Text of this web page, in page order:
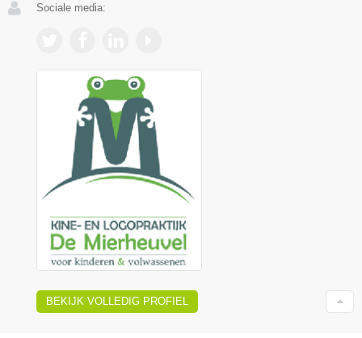
Sociale media:
BEKIJK VOLLEDIG PROFIEL